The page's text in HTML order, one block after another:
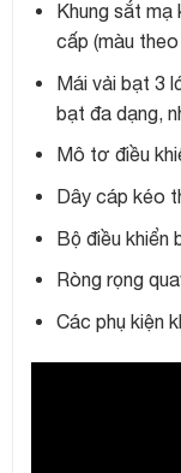
Khung sắt mạ
cấp (màu theo
Mái vải bạt 3
bạt đa dạng,
Mô tơ điều
Dây cáp kéo
Bộ điều khiển
Ròng rọng
Các phụ kiện